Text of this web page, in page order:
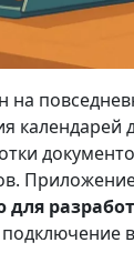
на